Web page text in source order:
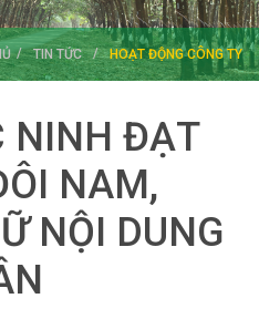
TIN TỨC HOẠT ĐỘNG CÔNG TY
NINH ĐẠT
NAM,
NỘI DUNG